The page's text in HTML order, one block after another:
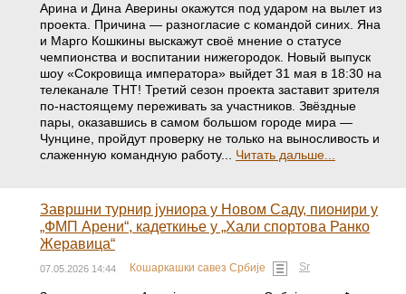
Арина и Дина Аверины окажутся под ударом на вылет из
проекта. Причина — разногласие с командой синих. Яна
и Марго Кошкины выскажут своё мнение о статусе
чемпионства и воспитании нижегородок. Новый выпуск
шоу «Сокровища императора» выйдет 31 мая в 18:30 на
телеканале ТНТ! Третий сезон проекта заставит зрителя
по-настоящему переживать за участников. Звёздные
пары, оказавшись в самом большом городе мира —
Чунцине, пройдут проверку не только на выносливость и
слаженную командную работу... Читать дальше...
Завршни турнир јуниора у Новом Саду, пионири у
„ФМП Арени“, кадеткиње у „Хали спортова Ранко
Жеравица“
07.05.2026 14:44 Кошаркашки савез Србије Sr